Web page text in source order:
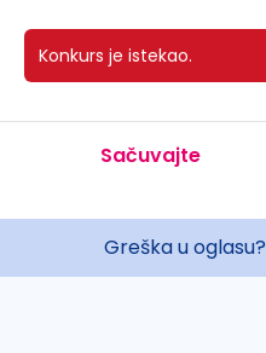
Konkurs je istekao.
Sačuvajte
Greška u oglasu?